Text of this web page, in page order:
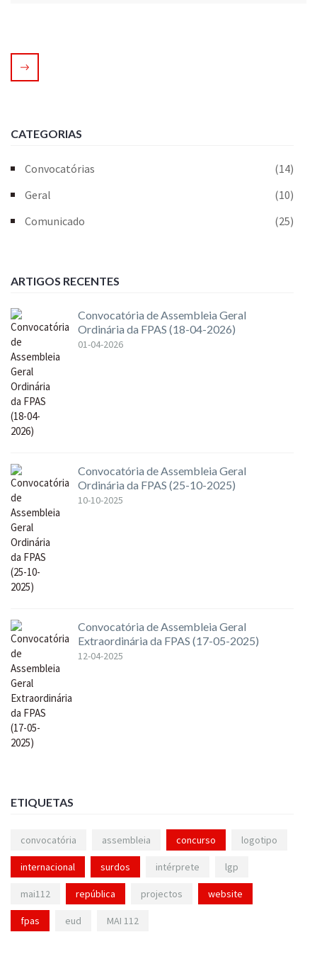
CATEGORIAS
Convocatórias
(14)
Geral
(10)
Comunicado
(25)
ARTIGOS RECENTES
Convocatória de Assembleia Geral
Ordinária da FPAS (18-04-2026)
01-04-2026
Convocatória de Assembleia Geral
Ordinária da FPAS (25-10-2025)
10-10-2025
Convocatória de Assembleia Geral
Extraordinária da FPAS (17-05-2025)
12-04-2025
ETIQUETAS
convocatória assembleia concurso logotipo
internacional surdos intérprete lgp
mai112 república projectos website
fpas eud MAI 112